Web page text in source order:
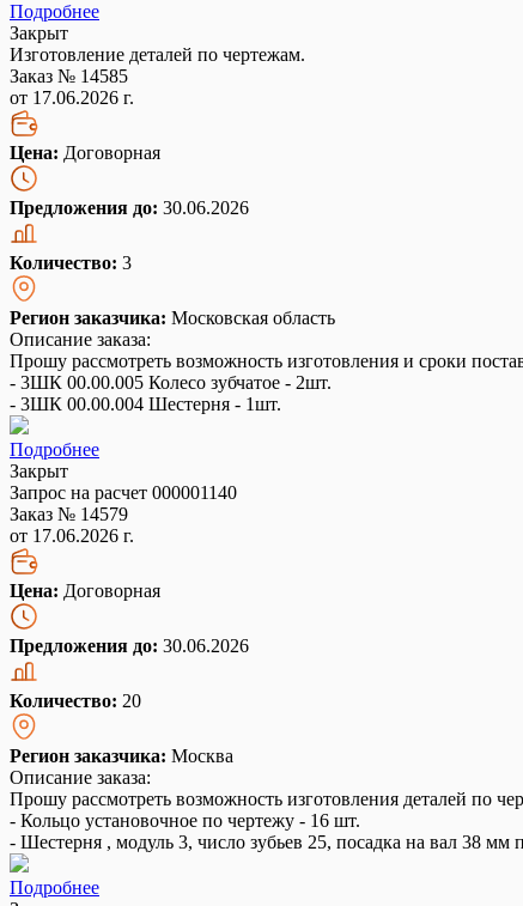
Подробнее
Закрыт
Изготовление деталей по чертежам.
Заказ № 14585
от 17.06.2026 г.
Цена: Договорная
Предложения до: 30.06.2026
Количество: 3
Регион заказчика: Московская область
Описание заказа:
Прошу рассмотреть возможность изготовления и сроки
- 3ШК 00.00.005 Колесо зубчатое - 2шт.
- 3ШК 00.00.004 Шестерня - 1шт.
Подробнее
Закрыт
Запрос на расчет 000001140
Заказ № 14579
от 17.06.2026 г.
Цена: Договорная
Предложения до: 30.06.2026
Количество: 20
Регион заказчика: Москва
Описание заказа:
Прошу рассмотреть возможность изготовления деталей по
- Кольцо установочное по чертежу - 16 шт.
- Шестерня , модуль 3, число зубьев 25, посадка на вал 38 мм
Подробнее